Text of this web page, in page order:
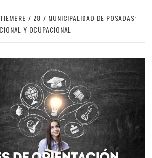
28
MUNICIPALIDAD DE POSADAS:
Y OCUPACIONAL